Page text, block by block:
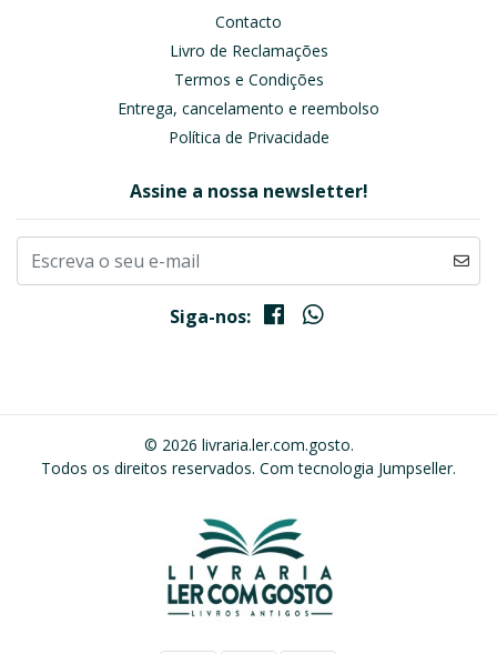
Contacto
Livro de Reclamações
Termos e Condições
Entrega, cancelamento e reembolso
Política de Privacidade
Assine a nossa newsletter!
Siga-nos:
© 2026 livraria.ler.com.gosto.
Todos os direitos reservados. Com tecnologia Jumpseller.